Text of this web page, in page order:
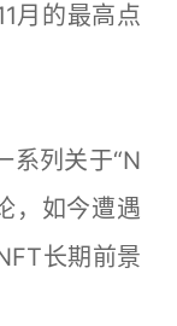
月的最高点
列关于“N
，如今遭遇
长期前景